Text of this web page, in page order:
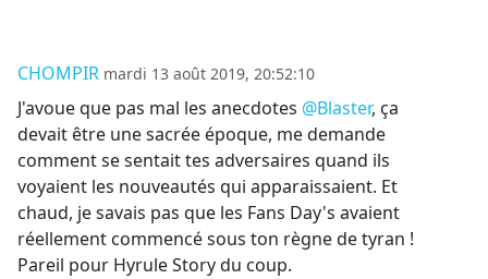
CHOMPIR mardi 13 août 2019, 20:52:10
J'avoue que pas mal les anecdotes @Blaster, ça
devait être une sacrée époque, me demande
comment se sentait tes adversaires quand ils
voyaient les nouveautés qui apparaissaient. Et
chaud, je savais pas que les Fans Day's avaient
réellement commencé sous ton règne de tyran !
Pareil pour Hyrule Story du coup.